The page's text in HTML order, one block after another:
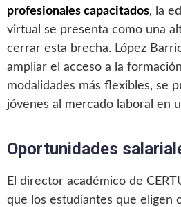
profesionales capacitados, la
virtual se presenta como una
cerrar esta brecha. López
ampliar el acceso a la
modalidades más flexibles, se
jóvenes al mercado laboral en
Oportunidades
El director académico de
que los estudiantes que eligen